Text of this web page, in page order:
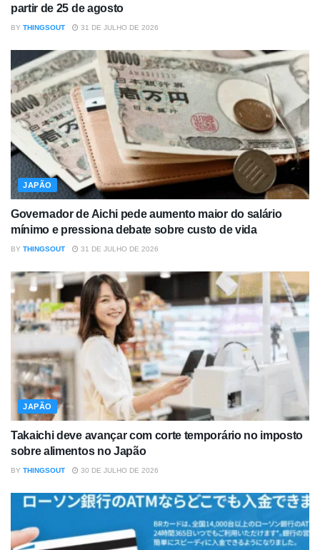
partir de 25 de agosto
BY THINGSOUT 31 DE JULHO DE 2026
JAPÃO
Governador de Aichi pede aumento maior do salário
mínimo e pressiona debate sobre custo de vida
BY THINGSOUT 31 DE JULHO DE 2026
JAPÃO
Takaichi deve avançar com corte temporário no imposto
sobre alimentos no Japão
BY THINGSOUT 30 DE JULHO DE 2026